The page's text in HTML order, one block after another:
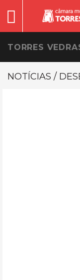
TORRES
NOTÍCIAS /